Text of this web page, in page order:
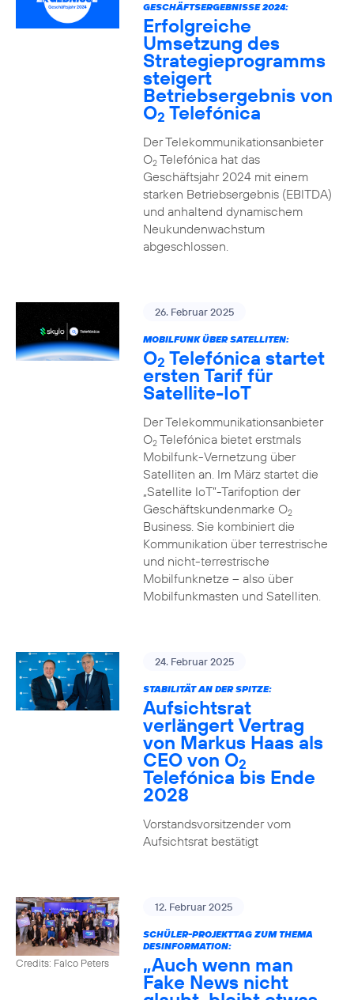
GESCHÄFTSERGEBNISSE 2024:
Erfolgreiche
Umsetzung des
Strategieprogramms
steigert
Betriebsergebnis von
O2 Telefónica
Der Telekommunikationsanbieter
O2Telefónica hat das
Geschäftsjahr 2024 mit einem
starken Betriebsergebnis (EBITDA)
und anhaltend dynamischem
Neukundenwachstum
abgeschlossen.
26. Februar 2025
MOBILFUNK ÜBER SATELLITEN:
O2 Telefónica startet
ersten Tarif für
Satellite-IoT
Der Telekommunikationsanbieter
O2Telefónica bietet erstmals
Mobilfunk-Vernetzung über
Satelliten an. Im März startet die
„Satellite IoT”-Tarifoption der
Geschäftskundenmarke O2
Business. Sie kombiniert die
Kommunikation über terrestrische
und nicht-terrestrische
Mobilfunknetze – also über
Mobilfunkmasten und Satelliten.
24. Februar 2025
STABILITÄT AN DER SPITZE:
Aufsichtsrat
verlängert Vertrag
von Markus Haas als
CEO von O2
Telefónica bis Ende
2028
Vorstandsvorsitzender vom
Aufsichtsrat bestätigt
Credits: Falco Peters
12. Februar 2025
SCHÜLER-PROJEKTTAG ZUM THEMA
DESINFORMATION:
„Auch wenn man
Fake News nicht